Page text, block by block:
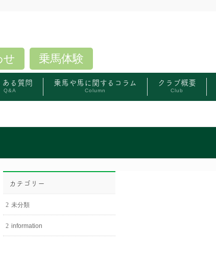
乗馬体験
せ
ある質問
Q&A
乗馬や馬に関するコラム
Column
クラブ概要
Club
カテゴリー
未分類
information